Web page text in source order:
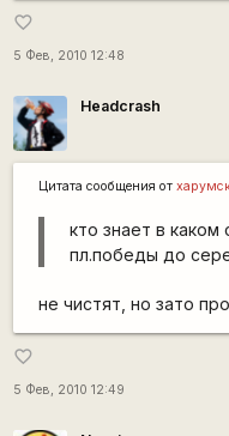
favorite_border
5 Фев, 2010 12:48
Headcrash
Цитата сообщения от
кто знает в
пл.победы до
не чистят, но зато
favorite_border
5 Фев, 2010 12:49